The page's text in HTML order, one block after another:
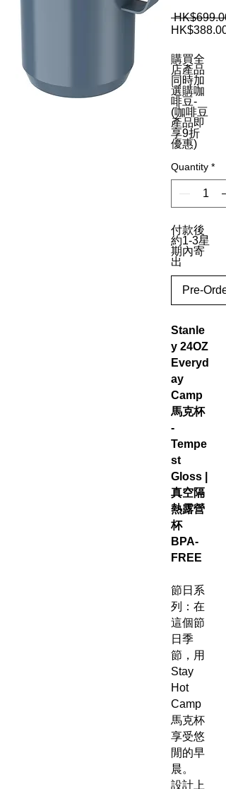
HK$388.00
購買全
店產品
同時加
選購咖
啡豆-
(咖啡豆
產品即
享9折
優惠)
Quantity *
付款後
約1-3星
期內寄
出
Pre-Order
Stanle
y 24OZ
Everyd
ay
Camp
馬克杯
-
Tempe
st
Gloss |
真空隔
熱露營
杯
BPA-
FREE
節日系
列：在
這個節
日季
節，用
Stay
Hot
Camp
馬克杯
享受悠
閒的早
晨。
設計上